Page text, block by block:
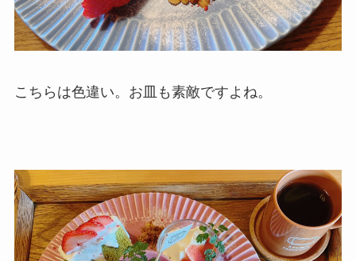
こちらは色違い。お皿も素敵ですよね。